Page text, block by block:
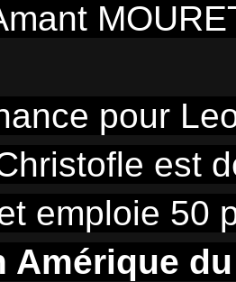
pour
est
emploie 50
Amérique